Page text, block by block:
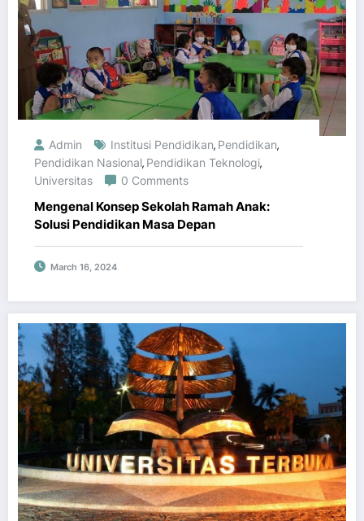
Admin Institusi Pendidikan, Pendidikan,
Pendidikan Nasional, Pendidikan Teknologi,
Universitas
0 Comments
Mengenal Konsep Sekolah Ramah Anak:
Solusi Pendidikan Masa Depan
March 16, 2024